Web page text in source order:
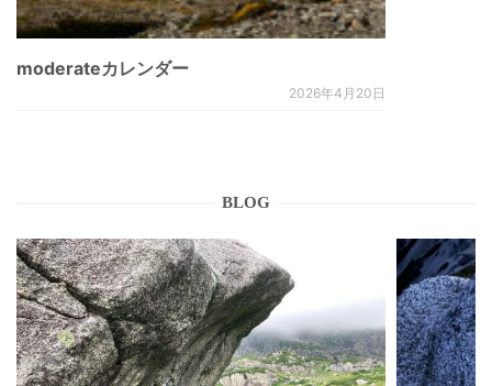
moderateカレンダー
2026年4月20日
BLOG